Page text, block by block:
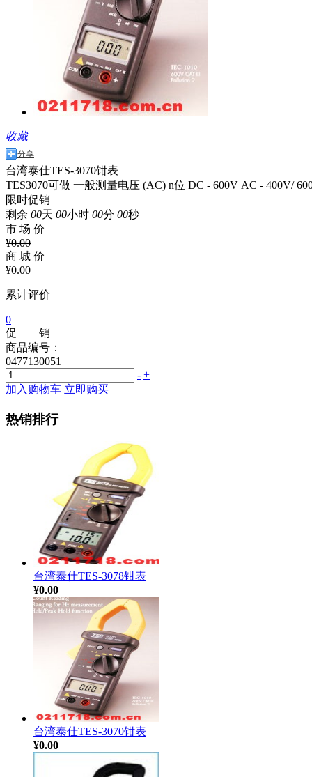
收藏
分享
台湾泰仕TES-3070钳表
TES3070可做 一般测量电压 (AC) n位 DC - 600V AC - 400V/
限时促销
剩余 00天 00小时 00分 00秒
市 场 价
¥0.00
商 城 价
¥0.00
累计评价
0
促 销
商品编号：
0477130051
- +
加入购物车 立即购买
热销排行
台湾泰仕TES-3078钳表
¥0.00
台湾泰仕TES-3070钳表
¥0.00